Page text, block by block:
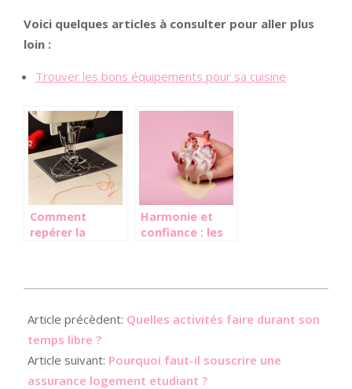
Voici quelques articles à consulter pour aller plus
loin :
Trouver les bons équipements pour sa cuisine
Comment
repérer la
Harmonie et
confiance : les
10-
18
Article précèdent: Quelles activités faire durant son
temps libre ?
Article suivant: Pourquoi faut-il souscrire une
assurance logement etudiant ?